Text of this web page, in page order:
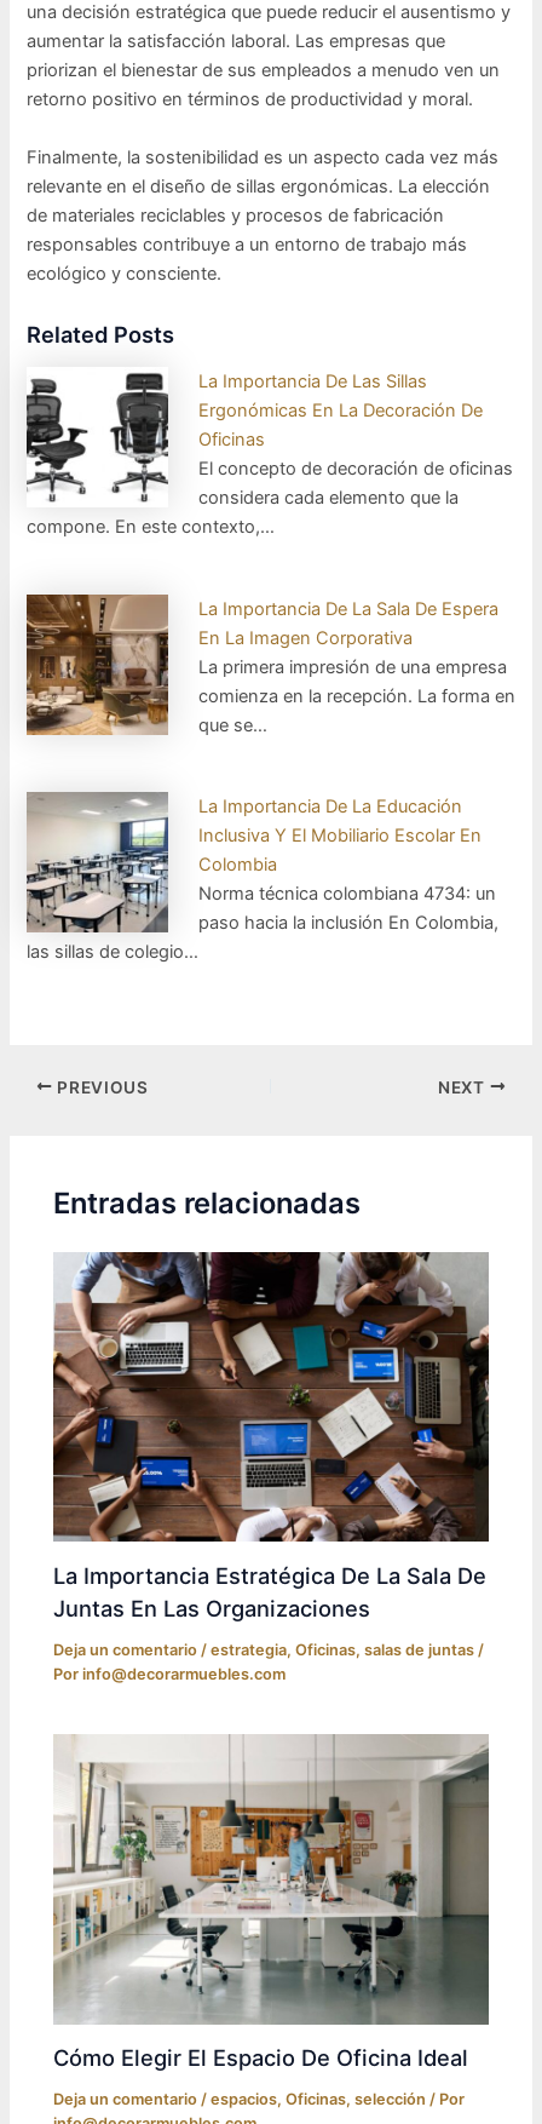
una decisión estratégica que puede reducir el ausentismo y
aumentar la satisfacción laboral. Las empresas que
priorizan el bienestar de sus empleados a menudo ven un
retorno positivo en términos de productividad y moral.
Finalmente, la sostenibilidad es un aspecto cada vez más
relevante en el diseño de sillas ergonómicas. La elección
de materiales reciclables y procesos de fabricación
responsables contribuye a un entorno de trabajo más
ecológico y consciente.
Related Posts
La Importancia De Las Sillas
Ergonómicas En La Decoración De
Oficinas
El concepto de decoración de oficinas
considera cada elemento que la
compone. En este contexto,…
La Importancia De La Sala De Espera
En La Imagen Corporativa
La primera impresión de una empresa
comienza en la recepción. La forma en
que se…
La Importancia De La Educación
Inclusiva Y El Mobiliario Escolar En
Colombia
Norma técnica colombiana 4734: un
paso hacia la inclusión En Colombia,
las sillas de colegio…
Post
PREVIOUS NEXT
Entradas relacionadas
La Importancia Estratégica De La Sala De
Juntas En Las Organizaciones
Deja un comentario /estrategia,Oficinas,salas de juntas /
Porinfo@decorarmuebles.com
Cómo Elegir El Espacio De Oficina Ideal
Deja un comentario /espacios,Oficinas,selección / Por